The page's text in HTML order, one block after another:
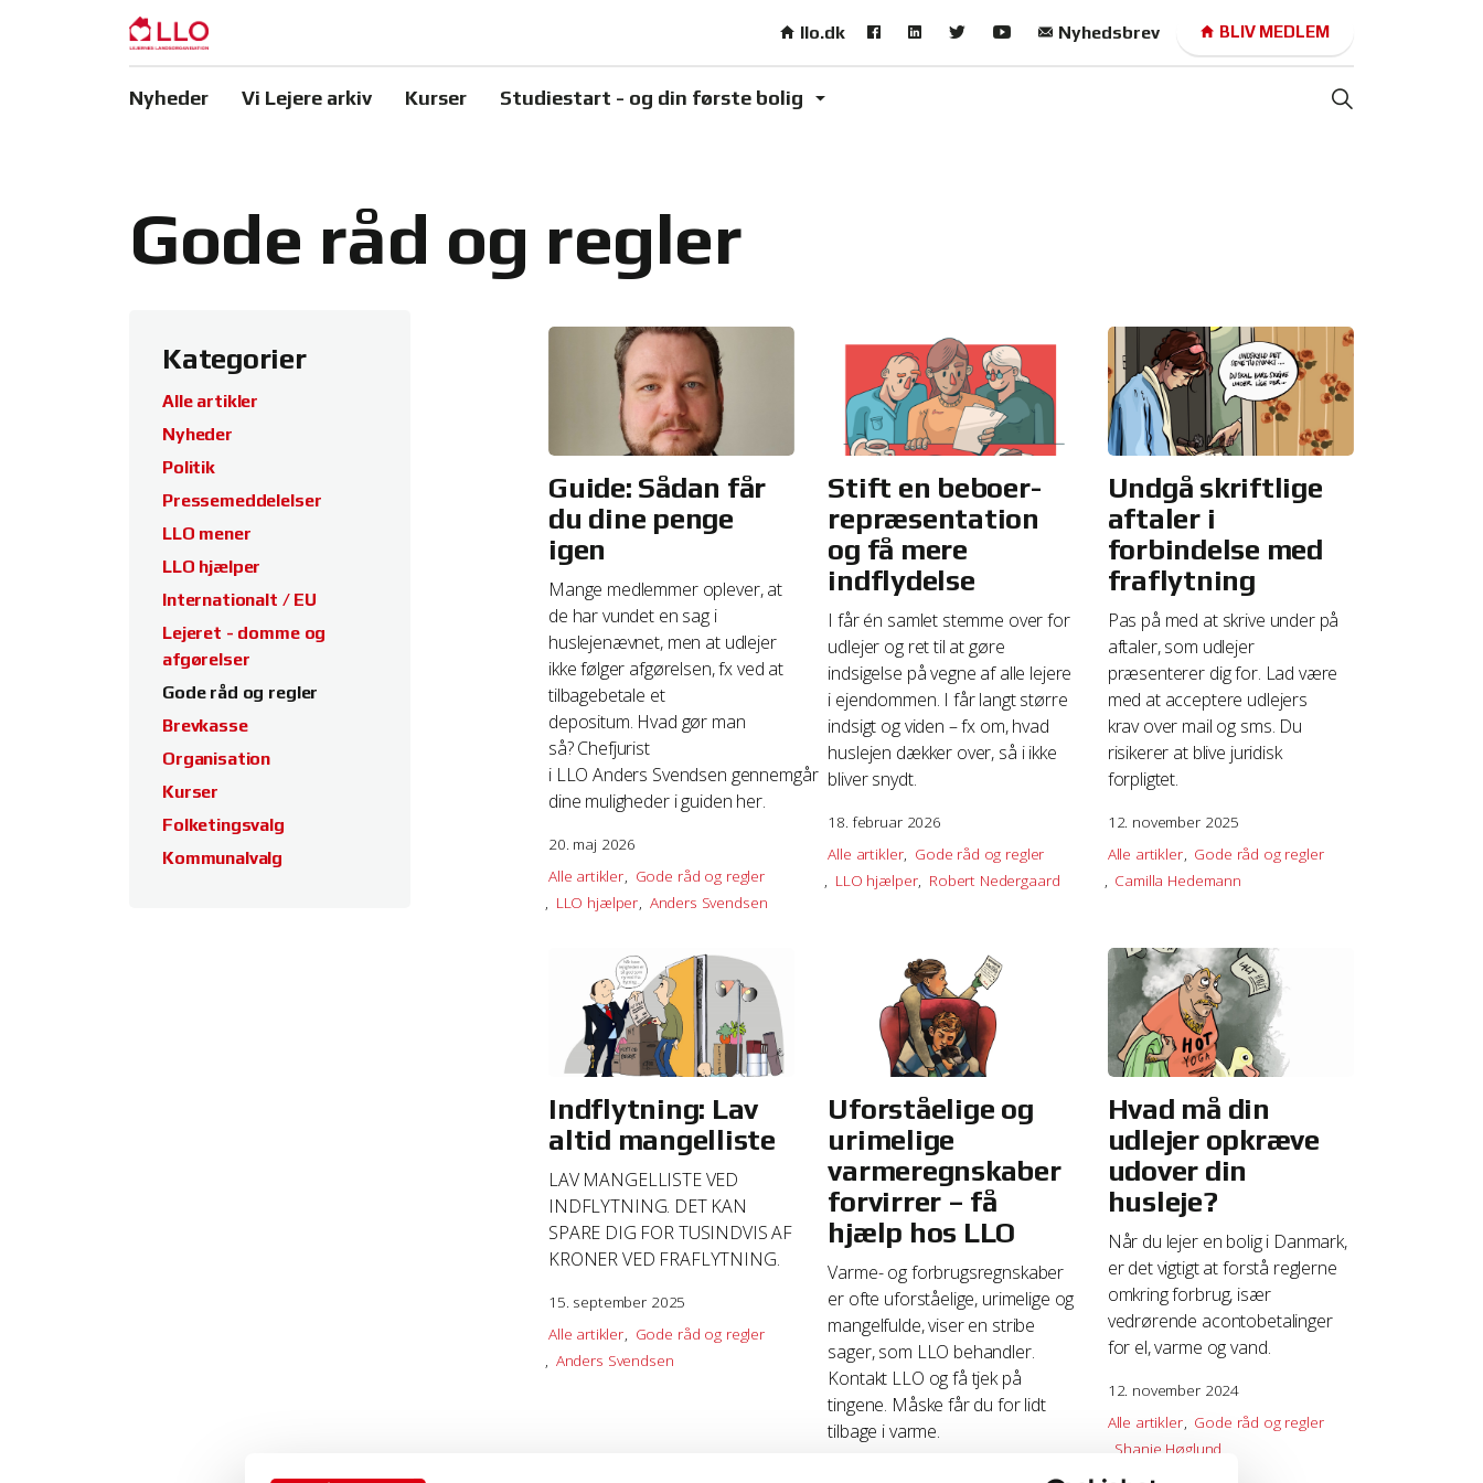
Skip to main content
Nyheder Vi Lejere arkiv Kurser Studiestart - og din første bolig
llo.dk Nyhedsbrev BLIV MEDLEM
Gode råd og regler
Guide: Sådan får
du dine penge
igen
Mange medlemmer oplever, at
de har vundet en sag i
huslejenævnet, men at udlejer
ikke følger afgørelsen, fx ved at
tilbagebetale et
depositum. Hvad gør man
så? Chefjurist
i LLO Anders Svendsen gennemgår
dine muligheder i guiden her.
20. maj 2026
Alle artikler
Gode råd og regler
LLO hjælper Anders Svendsen
Stift en beboer-
repræsentation
og få mere
indflydelse
I får én samlet stemme over for
udlejer og ret til at gøre
indsigelse på vegne af alle lejere
i ejendommen. I får langt større
indsigt og viden – fx om, hvad
huslejen dækker over, så i ikke
bliver snydt.
18. februar 2026
Alle artikler
Gode råd og regler
LLO hjælper
Robert Nedergaard
Undgå skriftlige
aftaler i
forbindelse med
fraflytning
Pas på med at skrive under på
aftaler, som udlejer
præsenterer dig for. Lad være
med at acceptere udlejers
krav over mail og sms. Du
risikerer at blive juridisk
forpligtet.
12. november 2025
Alle artikler Gode råd og regler
Camilla Hedemann
Indflytning: Lav
altid mangelliste
LAV MANGELLISTE VED
INDFLYTNING. DET KAN
SPARE DIG FOR TUSINDVIS AF
KRONER VED FRAFLYTNING.
15. september 2025
Alle artikler
Gode råd og regler
Anders Svendsen
Uforståelige og
urimelige
varmeregnskaber
forvirrer – få
hjælp hos LLO
Varme- og forbrugsregnskaber
er ofte uforståelige, urimelige og
mangelfulde, viser en stribe
sager, som LLO behandler.
Kontakt LLO og få tjek på
tingene. Måske får du for lidt
tilbage i varme.
Hvad må din
udlejer opkræve
udover din
husleje?
Når du lejer en bolig i Danmark,
er det vigtigt at forstå reglerne
omkring forbrug, især
vedrørende acontobetalinger
for el, varme og vand.
12. november 2024
Alle artikler Gode råd og regler
Shanie Høglund
Kategorier
Alle artikler
Nyheder
Politik
Pressemeddelelser
LLO mener
LLO hjælper
Internationalt / EU
Lejeret - domme og
afgørelser
Gode råd og regler
Brevkasse
Organisation
Kurser
Folketingsvalg
Kommunalvalg